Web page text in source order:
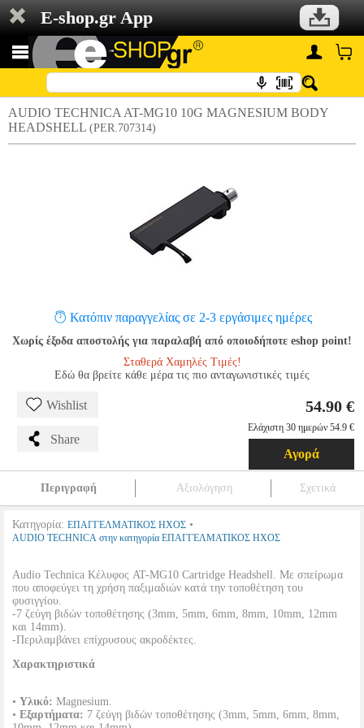
E-shop.gr App
AUDIO TECHNICA AT-MG10 10G MAGNESIUM BODY
HEADSHELL (PER.707314)
Κατόπιν παραγγελίας σε 2-3 εργάσιμες ημέρες
Χωρίς έξοδα αποστολής για παραλαβή από οποιοδήποτε eshop point!
Σταθερά Χαμηλές Τιμές!
Εδώ θα βρείτε κάθε μέρα τις πιο ανταγωνιστικές τιμές
Wishlist
Share
54.90 €
Ελάχιστη 30 ημερών 54.9 €
Αγορά
Περιγραφή Αξιολόγηση Σχετικά
Κατηγορία: ΕΠΑΓΓΕΛΜΑΤΙΚΟΣ ΗΧΟΣ •
AUDIO TECHNICA στην κατηγορία ΕΠΑΓΓΕΛΜΑΤΙΚΟΣ ΗΧΟΣ
Audio Technica Κέλυφος AT-MG10 Cartridge Headshell. Mε σπείρωμα
που αποφεύγει τη χρήση παξιμαδιών κατά την τοποθέτηση του
φυσιγγίου.
-7 ζεύγη βιδών τοποθέτησης (3mm, 5mm, 6mm, 8mm, 10mm, 12mm
και 14mm).
-Περιλαμβάνει επίχρυσους ακροδέκτες.
Χαρακτηριστικά
• Υλικό: Magnesium.
• Εξαρτήματα: 7 ζεύγη βιδών τοποθέτησης (3mm, 5mm, 6mm, 8mm,